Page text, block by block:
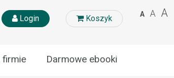
Koszyk
Login A A A
firmie Darmowe ebooki